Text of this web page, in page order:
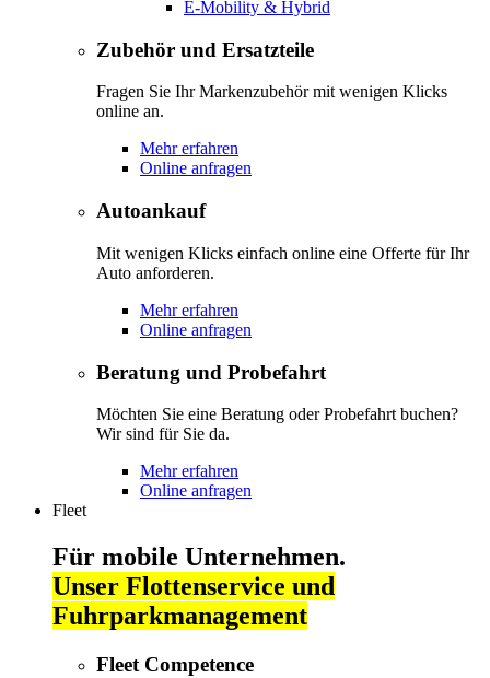
E-Mobility & Hybrid
Zubehör und Ersatzteile
Fragen Sie Ihr Markenzubehör mit wenigen Klicks
online an.
Mehr erfahren
Online anfragen
Autoankauf
Mit wenigen Klicks einfach online eine Offerte für Ihr
Auto anforderen.
Mehr erfahren
Online anfragen
Beratung und Probefahrt
Möchten Sie eine Beratung oder Probefahrt buchen?
Wir sind für Sie da.
Mehr erfahren
Online anfragen
Fleet
Für mobile Unternehmen.
Unser Flottenservice und
Fuhrparkmanagement
Fleet Competence